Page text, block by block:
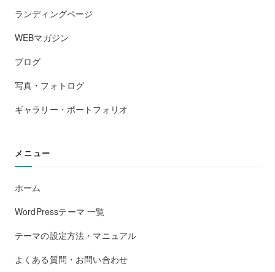
ランディングページ
WEBマガジン
ブログ
写真・フォトログ
ギャラリー・ポートフォリオ
メニュー
ホーム
WordPressテーマ 一覧
テーマの設定方法・マニュアル
よくある質問・お問い合わせ